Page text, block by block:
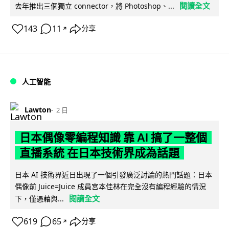
去年推出三個獨立 connector，將 Photoshop、...
閱讀全文
143 11 ↗ 分享
人工智能
Lawton 2 日
日本偶像零編程知識 靠 AI 搞了一整個
直播系統 在日本技術界成為話題
日本 AI 技術界近日出現了一個引發廣泛討論的熱門話題：日本
偶像前 Juice=Juice 成員宮本佳林在完全沒有編程經驗的情況
下，僅憑藉與...
閱讀全文
619 65 ↗ 分享